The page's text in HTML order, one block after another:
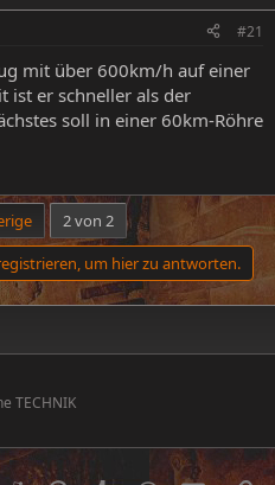
#21
mit über 600km/h auf einer
ist er schneller als der
soll in einer 60km-Röhre
2 von 2
um hier zu antworten.
TECHNIK